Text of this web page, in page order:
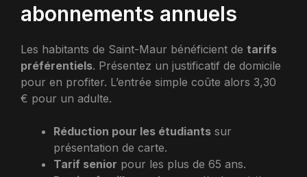
abonnements annuels
Les habitants de Saint-Maur bénéficient de tarifs
préférentiels. Présentez un justificatif de domicile
pour en profiter. L’entrée simple coûte alors 3,30
€ pour un adulte.
Réduction pour les étudiants sur
présentation de carte.
Tarif senior pour les plus de 65 ans.